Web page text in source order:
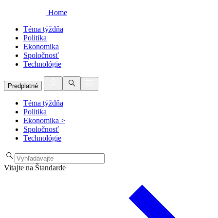
Home
Téma týždňa
Politika
Ekonomika
Spoločnosť
Technológie
Predplatné
Téma týždňa
Politika
Ekonomika >
Spoločnosť
Technológie
Vitajte na Štandarde